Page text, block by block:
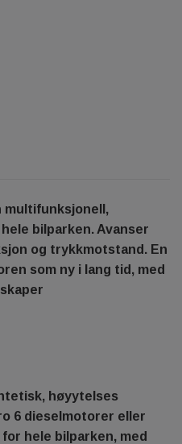
multifunksjonell,
bilparken. Avanser
og trykkmotstand. En
som ny i lang tid, med
høyytelses
6 dieselmotorer eller
hele bilparken, med